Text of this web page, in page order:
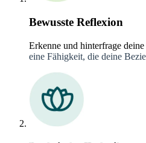
Bewusste Reflexion
Erkenne und hinterfrage
eine Fähigkeit, die deine